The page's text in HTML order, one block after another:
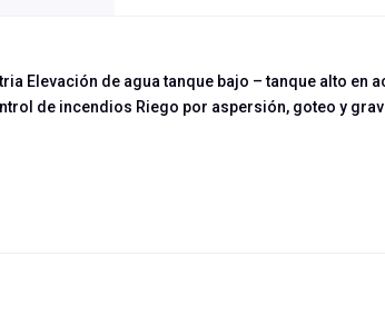
Elevación de agua tanque bajo – tanque alto
de incendios Riego por aspersión, goteo y